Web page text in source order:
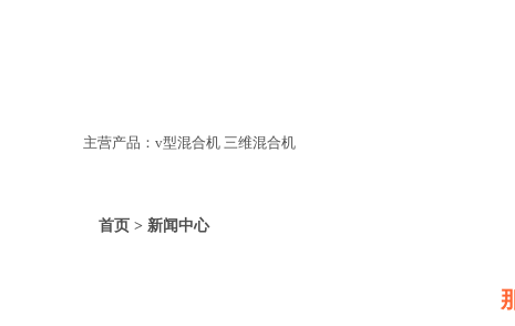
主营产品：v型混合机 三维混合机
首页 > 新闻中心